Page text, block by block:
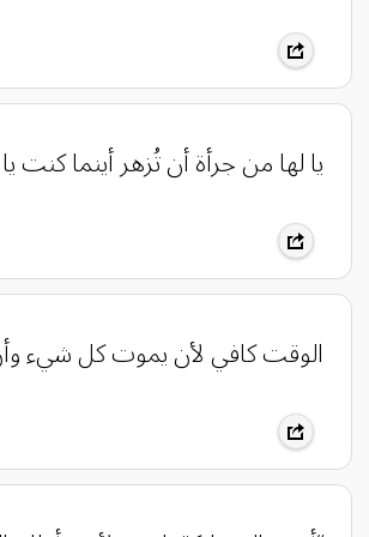
يا لها من جرأة أن تُزهر أينما
الوقت كافي لأن يموت كل شيء